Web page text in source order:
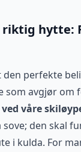
riktig hytte:
perfekte
som avgjør om
våre
den skal
i kulda. For